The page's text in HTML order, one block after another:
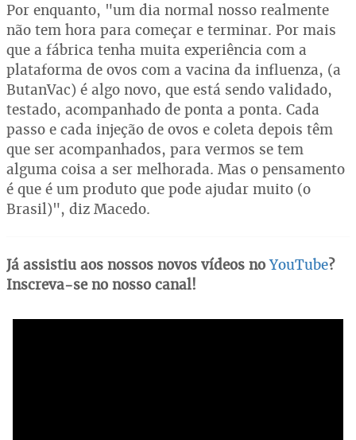
Por enquanto, "um dia normal nosso realmente
não tem hora para começar e terminar. Por mais
que a fábrica tenha muita experiência com a
plataforma de ovos com a vacina da influenza, (a
ButanVac) é algo novo, que está sendo validado,
testado, acompanhado de ponta a ponta. Cada
passo e cada injeção de ovos e coleta depois têm
que ser acompanhados, para vermos se tem
alguma coisa a ser melhorada. Mas o pensamento
é que é um produto que pode ajudar muito (o
Brasil)", diz Macedo.
Já assistiu aos nossos novos vídeos noYouTube?
Inscreva-se no nosso canal!